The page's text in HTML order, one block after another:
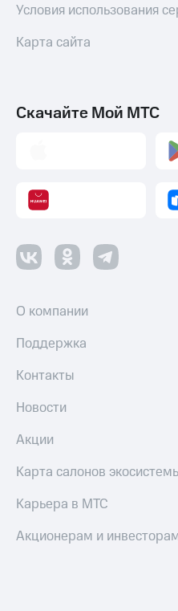
Условия использования
Карта сайта
Скачайте Мой МТС
О компании
Поддержка
Контакты
Новости
Акции
Карта салонов
Карьера в МТС
Акционерам и